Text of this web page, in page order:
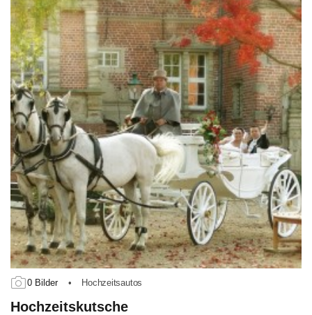
0 Bilder • Hochzeitsautos
Hochzeitskutsche